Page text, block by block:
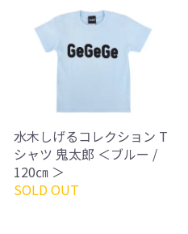
水木しげるコレクション T
シャツ 鬼太郎 ＜ブルー /
120㎝ ＞
SOLD OUT